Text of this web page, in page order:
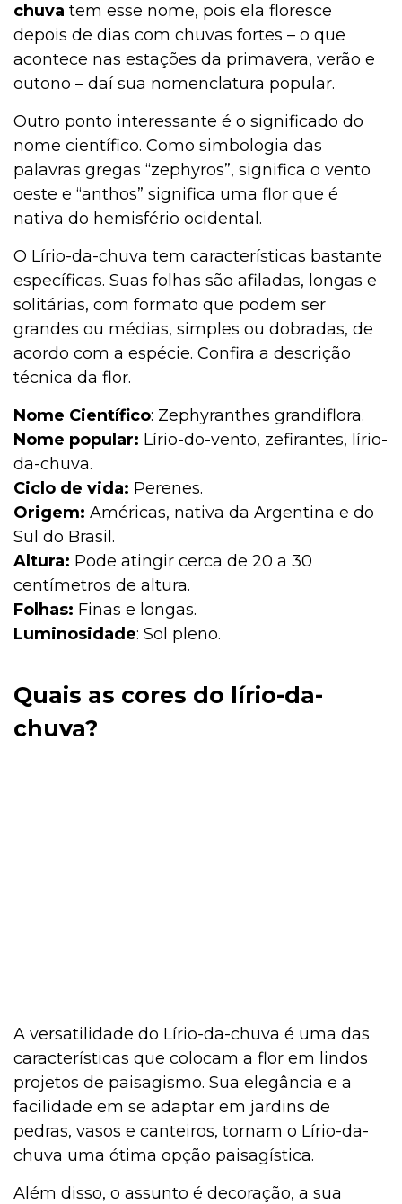
chuva tem esse nome, pois ela floresce
depois de dias com chuvas fortes – o que
acontece nas estações da primavera, verão e
outono – daí sua nomenclatura popular.
Outro ponto interessante é o significado do
nome científico. Como simbologia das
palavras gregas “zephyros”, significa o vento
oeste e “anthos” significa uma flor que é
nativa do hemisfério ocidental.
O Lírio-da-chuva tem características bastante
específicas. Suas folhas são afiladas, longas e
solitárias, com formato que podem ser
grandes ou médias, simples ou dobradas, de
acordo com a espécie. Confira a descrição
técnica da flor.
Nome Científico: Zephyranthes grandiflora.
Nome popular: Lírio-do-vento, zefirantes, lírio-
da-chuva.
Ciclo de vida: Perenes.
Origem: Américas, nativa da Argentina e do
Sul do Brasil.
Altura: Pode atingir cerca de 20 a 30
centímetros de altura.
Folhas: Finas e longas.
Luminosidade: Sol pleno.
Quais as cores do lírio-da-
chuva?
A versatilidade do Lírio-da-chuva é uma das
características que colocam a flor em lindos
projetos de paisagismo. Sua elegância e a
facilidade em se adaptar em jardins de
pedras, vasos e canteiros, tornam o Lírio-da-
chuva uma ótima opção paisagística.
Além disso, o assunto é decoração, a sua